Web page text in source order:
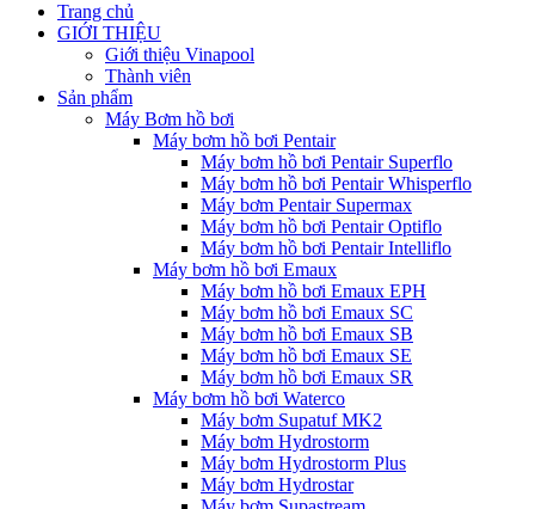
Trang chủ
GIỚI THIỆU
Giới thiệu Vinapool
Thành viên
Sản phẩm
Máy Bơm hồ bơi
Máy bơm hồ bơi Pentair
Máy bơm hồ bơi Pentair Superflo
Máy bơm hồ bơi Pentair Whisperflo
Máy bơm Pentair Supermax
Máy bơm hồ bơi Pentair Optiflo
Máy bơm hồ bơi Pentair Intelliflo
Máy bơm hồ bơi Emaux
Máy bơm hồ bơi Emaux EPH
Máy bơm hồ bơi Emaux SC
Máy bơm hồ bơi Emaux SB
Máy bơm hồ bơi Emaux SE
Máy bơm hồ bơi Emaux SR
Máy bơm hồ bơi Waterco
Máy bơm Supatuf MK2
Máy bơm Hydrostorm
Máy bơm Hydrostorm Plus
Máy bơm Hydrostar